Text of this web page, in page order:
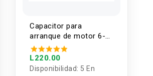
Capacitor para
arranque de motor 6-
40UF
L220.00
Disponibilidad: 5 En